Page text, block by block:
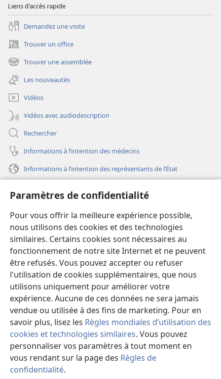
Paramètres de confidentialité
Pour vous offrir la meilleure expérience possible,
nous utilisons des cookies et des technologies
similaires. Certains cookies sont nécessaires au
fonctionnement de notre site Internet et ne peuvent
être refusés. Vous pouvez accepter ou refuser
l'utilisation de cookies supplémentaires, que nous
utilisons uniquement pour améliorer votre
expérience. Aucune de ces données ne sera jamais
vendue ou utilisée à des fins de marketing. Pour en
savoir plus, lisez les Règles mondiales d’utilisation des
cookies et technologies similaires. Vous pouvez
personnaliser vos paramètres à tout moment en
vous rendant sur la page des Règles de
confidentialité.
Liens d'accès rapide
Demandez une visite
Trouver un office
(ouvre
une
nouvelle
fenêtre)
Trouver une assemblée
(ouvre
une
nouvelle
fenêtre)
Les nouveautés
Vidéos
Vidéos avec audiodescription
Rechercher
Informations à l’intention des médecins
Informations à l’intention des représentants de l’État
(ouvre
une
nouvelle
fenêtre)
Bibliothèque en ligne
(ouvre
une
nouvelle
fenêtre)
JW Hub®
(ouvre
une
nouvelle
fenêtre)
JW Library
Watchtower Library
Copyright© 2026 Watch Tower Bible and Tract Society of Pennsylvania.
CONDITIONS D’UTILISATION
PARAMÈTRES DE CONFIDENTIALITÉ